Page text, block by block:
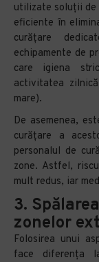
utilizate soluții de
eficiente în
curățare
echipamente de
care igiena
activitatea
mare).
De asemenea,
curățare a
personalul de
zone. Astfel,
mult redus, iar
3.
zonelor
Folosirea unui
face diferența